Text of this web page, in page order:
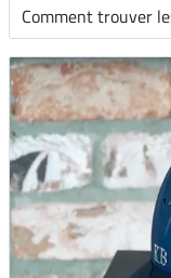
Comment trouver